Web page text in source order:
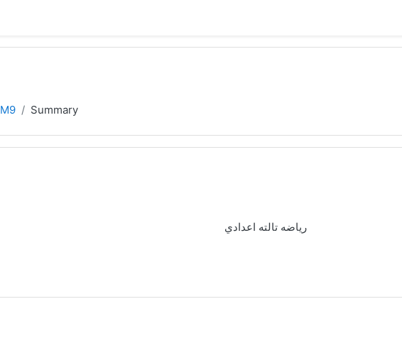
M9 Summary
رياضه تالته اعدادي